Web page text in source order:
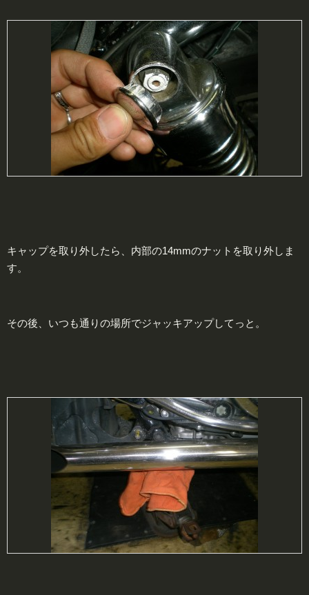
キャップを取り外したら、内部の14mmのナットを取り外しま
す。
その後、いつも通りの場所でジャッキアップしてっと。